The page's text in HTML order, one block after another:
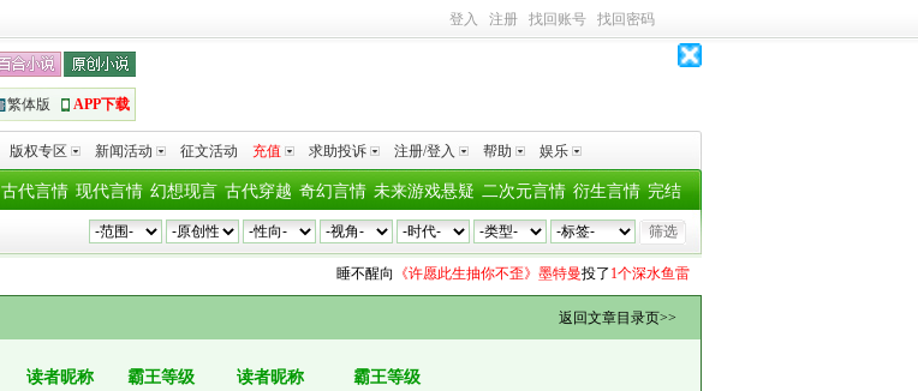
登入 注册 找回账号 找回密码
繁体版 APP下载
版权专区 新闻活动 征文活动 充值 求助投诉 注册/登入 帮助 娱乐
完结
衍生言情
二次元言情
未来游戏悬疑
奇幻言情
古代穿越
幻想现言
现代言情
古代言情
睡不醒向《许愿此生抽你不歪》墨特曼投了1个深水鱼雷 风知道山
返回文章目录页>>
读者昵称
霸王等级
读者昵称
霸王等级